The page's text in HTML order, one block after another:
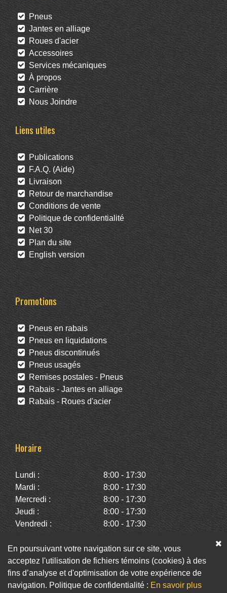
Pneus
Jantes en alliage
Roues d'acier
Accessoires
Services mécaniques
À propos
Carrière
Nous Joindre
Liens utiles
Publications
F.A.Q. (Aide)
Livraison
Retour de marchandise
Conditions de vente
Politique de confidentialité
Net 30
Plan du site
English version
Promotions
Pneus en rabais
Pneus en liquidations
Pneus discontinués
Pneus usagés
Remises postales - Pneus
Rabais - Jantes en alliage
Rabais - Roues d'acier
Horaire
Lundi :
8:00 - 17:30
Mardi :
8:00 - 17:30
Mercredi :
8:00 - 17:30
Jeudi :
8:00 - 17:30
Vendredi :
8:00 - 17:30
Dimanche :
Fermé
Facebook Twitter Infolettre
En poursuivant votre navigation sur ce site, vous
acceptez l'utilisation de fichiers témoins (cookies) à des
fins d’analyse et d'optimisation de votre expérience de
navigation. Politique de confidentialité : En savoir plus